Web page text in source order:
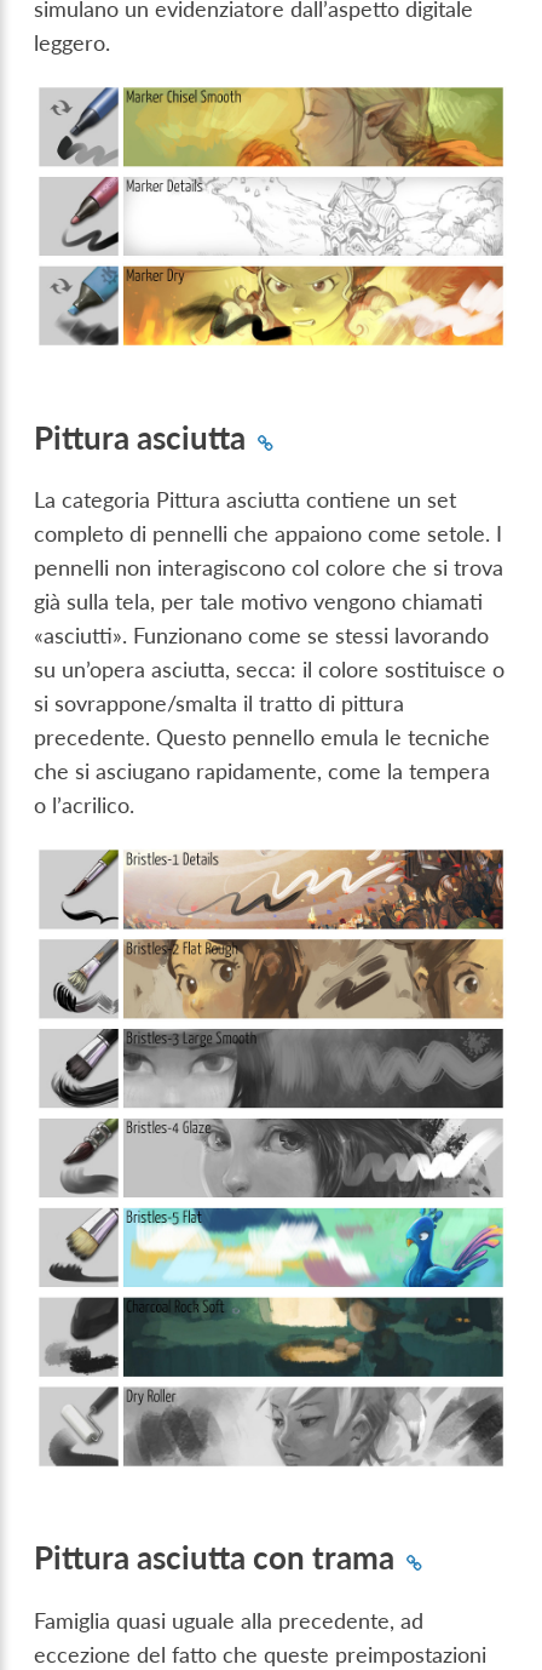
simulano un evidenziatore dall’aspetto digitale
leggero.
Pittura asciutta
La categoria Pittura asciutta contiene un set
completo di pennelli che appaiono come setole. I
pennelli non interagiscono col colore che si trova
già sulla tela, per tale motivo vengono chiamati
«asciutti». Funzionano come se stessi lavorando
su un’opera asciutta, secca: il colore sostituisce o
si sovrappone/smalta il tratto di pittura
precedente. Questo pennello emula le tecniche
che si asciugano rapidamente, come la tempera
o l’acrilico.
Pittura asciutta con trama
Famiglia quasi uguale alla precedente, ad
eccezione del fatto che queste preimpostazioni